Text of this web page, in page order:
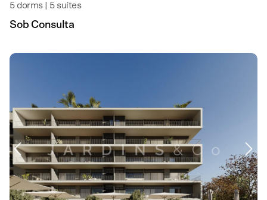
5 dorms | 5 suítes
Sob Consulta